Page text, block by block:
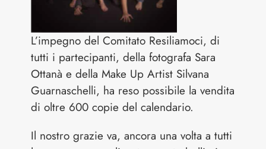
L’impegno del Comitato Resiliamoci, di
tutti i partecipanti, della fotografa Sara
Ottanà e della Make Up Artist Silvana
Guarnaschelli, ha reso possibile la vendita
di oltre 600 copie del calendario.
Il nostro grazie va, ancora una volta a tutti